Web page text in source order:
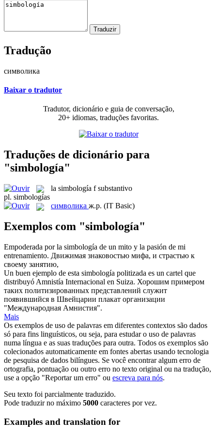
Tradução
символика
Baixar o tradutor
Tradutor, dicionário e guia de conversação,
20+ idiomas, traduções favoritas.
Traduções de dicionário para
"simbología"
la simbología f substantivo
pl. simbologías
символика ж.р. (IT Basic)
Exemplos com "simbología"
Empoderada por la simbología de un mito y la pasión de mi
entrenamiento. Движимая знаковостью мифа, и страстью к
своему занятию,
Un buen ejemplo de esta simbología politizada es un cartel que
distribuyó Amnistía Internacional en Suiza. Хорошим примером
таких политизированных представлений служит
появившийся в Швейцарии плакат организации
"Международная Амнистия".
Mais
Os exemplos de uso de palavras em diferentes contextos são dados
só para fins linguísticos, ou seja, para estudar o uso de palavras
numa língua e as suas traduções para outra. Todos os exemplos são
colecionados automaticamente em fontes abertas usando tecnologia
de pesquisa de dados bilíngues. Se você encontrar algum erro de
ortografia, pontuação ou outro erro no texto original ou na tradução,
use a opção "Reportar um erro" ou escreva para nós.
Seu texto foi parcialmente traduzido.
Pode traduzir no máximo 5000 caracteres por vez.
Examples and translation for